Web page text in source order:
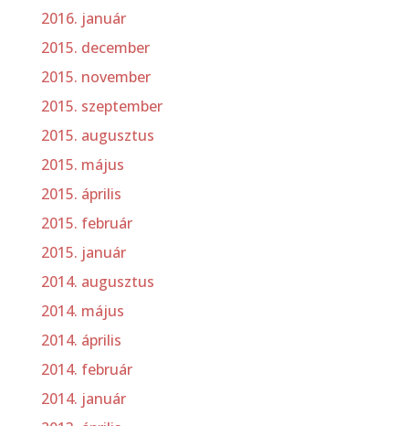
2016. január
2015. december
2015. november
2015. szeptember
2015. augusztus
2015. május
2015. április
2015. február
2015. január
2014. augusztus
2014. május
2014. április
2014. február
2014. január